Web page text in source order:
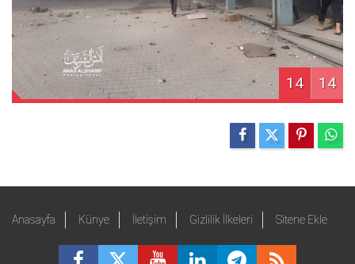
14 14
Anasayfa Künye İletişim Gizlilik İlkeleri Sitene Ekle